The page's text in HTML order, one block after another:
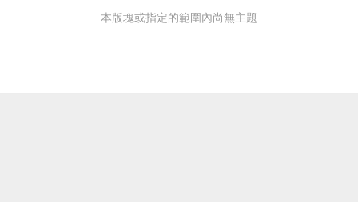
本版塊或指定的範圍內尚無主題